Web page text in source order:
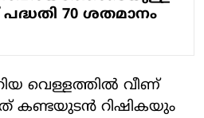
70 ശതമാനം
വെള്ളത്തിൽ വീണ്
കണ്ടയുടൻ റിഷികയും